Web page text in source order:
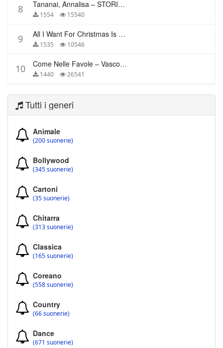
8 Tananai, Annalisa – STORIE BREVI
1554 15540
9 All I Want For Christmas Is You – Mariah Carey
1535 10546
10 Come Nelle Favole – Vasco Rossi
1440 26541
Tutti i generi
Animale
(200 suonerie)
Bollywood
(345 suonerie)
Cartoni
(35 suonerie)
Chitarra
(313 suonerie)
Classica
(165 suonerie)
Coreano
(558 suonerie)
Country
(66 suonerie)
Dance
(671 suonerie)